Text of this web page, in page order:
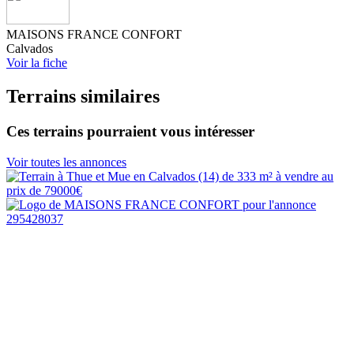
MAISONS FRANCE CONFORT
Calvados
Voir la fiche
Terrains similaires
Ces terrains pourraient vous intéresser
Voir toutes les annonces